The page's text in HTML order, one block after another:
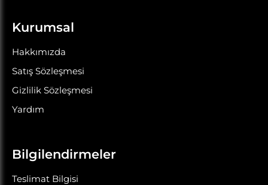
Kurumsal
Hakkımızda
Satış Sözleşmesi
Gizlilik Sözleşmesi
Yardım
Bilgilendirmeler
Teslimat Bilgisi